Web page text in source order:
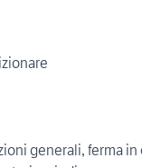
generali, ferma